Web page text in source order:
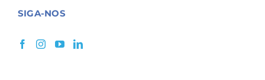
SIGA-NOS